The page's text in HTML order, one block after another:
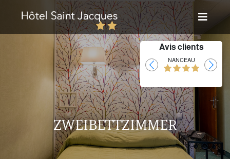
Avis clients
Laurent NANCEAU
ZWEIBETTZIMMER